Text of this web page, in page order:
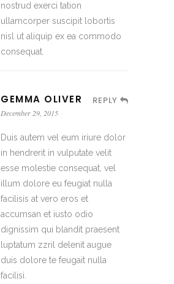
nostrud exerci tation
ullamcorper suscipit lobortis
nisl ut aliquip ex ea commodo
consequat.
GEMMA OLIVER REPLY
December 29, 2015
Duis autem vel eum iriure dolor
in hendrerit in vulputate velit
esse molestie consequat, vel
illum dolore eu feugiat nulla
facilisis at vero eros et
accumsan et iusto odio
dignissim qui blandit praesent
luptatum zzril delenit augue
duis dolore te feugait nulla
facilisi.